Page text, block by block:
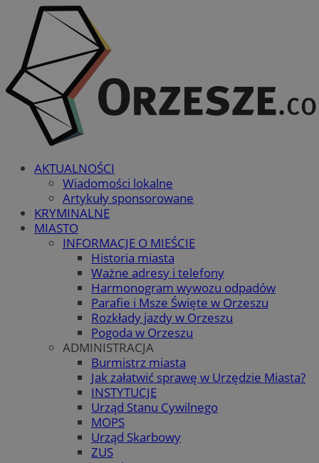
AKTUALNOŚCI
Wiadomości lokalne
Artykuły sponsorowane
KRYMINALNE
MIASTO
INFORMACJE O MIEŚCIE
Historia miasta
Ważne adresy i telefony
Harmonogram wywozu odpadów
Parafie i Msze Święte w Orzeszu
Rozkłady jazdy w Orzeszu
Pogoda w Orzeszu
ADMINISTRACJA
Burmistrz miasta
Jak załatwić sprawę w Urzędzie Miasta?
INSTYTUCJE
Urząd Stanu Cywilnego
MOPS
Urząd Skarbowy
ZUS